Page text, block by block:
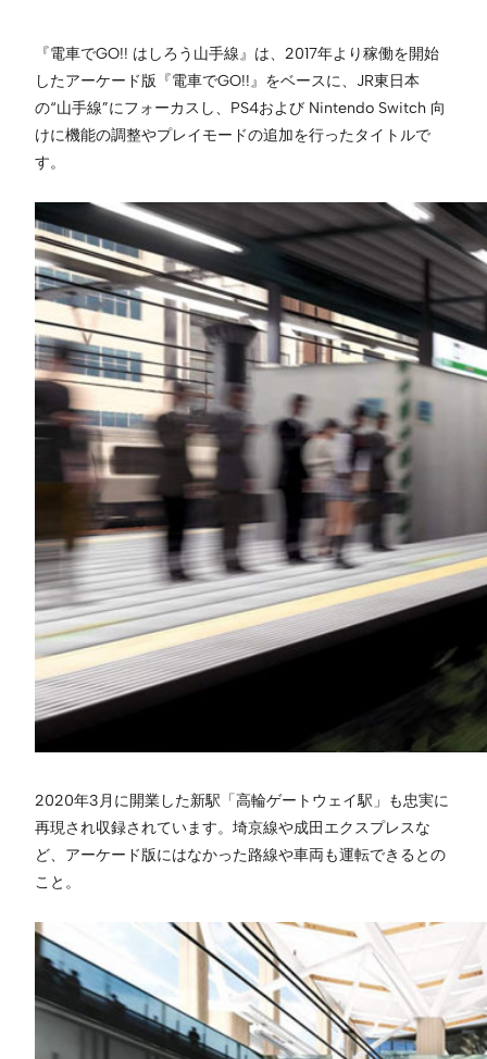
『電車でGO!! はしろう山手線』は、2017年より稼働を開始
したアーケード版『電車でGO!!』をベースに、JR東日本
の“山手線”にフォーカスし、PS4および Nintendo Switch 向
けに機能の調整やプレイモードの追加を行ったタイトルで
す。
2020年3月に開業した新駅「高輪ゲートウェイ駅」も忠実に
再現され収録されています。埼京線や成田エクスプレスな
ど、アーケード版にはなかった路線や車両も運転できるとの
こと。